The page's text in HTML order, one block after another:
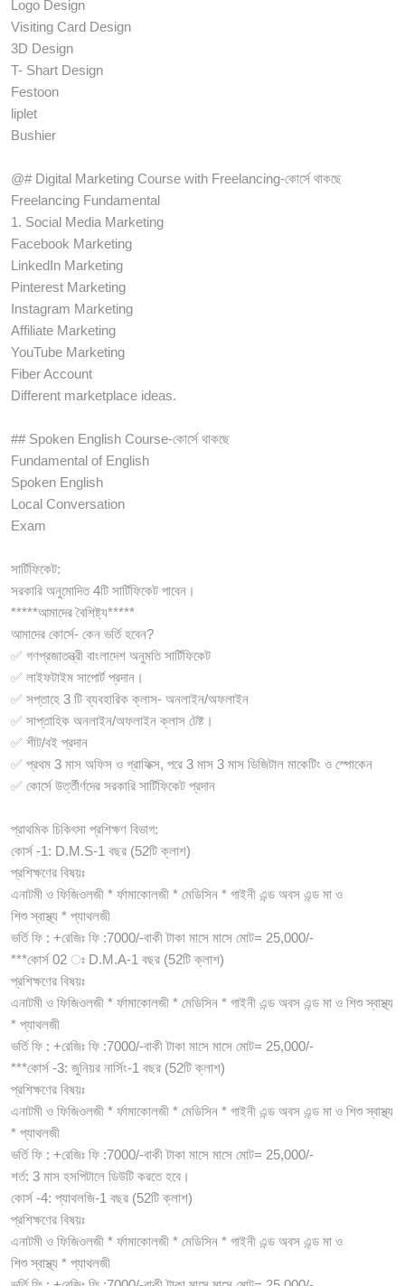
Logo Design
Visiting Card Design
3D Design
T- Shart Design
Festoon
liplet
Bushier
@# Digital Marketing Course with Freelancing-কোর্সে থাকছে
Freelancing Fundamental
1. Social Media Marketing
Facebook Marketing
LinkedIn Marketing
Pinterest Marketing
Instagram Marketing
Affiliate Marketing
YouTube Marketing
Fiber Account
Different marketplace ideas.
## Spoken English Course-কোর্সে থাকছে
Fundamental of English
Spoken English
Local Conversation
Exam
সার্টিফিকেট:
সরকারি অনুমোদিত 4টি সার্টিফিকেট পাবেন।
*****আমাদের বৈশিষ্ট্য*****
আমাদের কোর্সে- কেন ভর্তি হবেন?
✅ গণপ্রজাতন্ত্রী বাংলাদেশ অনুমতি সার্টিফিকেট
✅ লাইফটাইম সাপোর্ট প্রদান।
✅ সপ্তাহে 3 টি ব্যবহারিক ক্লাস- অনলাইন/অফলাইন
✅ সাপ্তাহিক অনলাইন/অফলাইন ক্লাস টেষ্ট।
✅ শীট/বই প্রদান
✅ প্রথম 3 মাস অফিস ও গ্রাফিক্স, পরে 3 মাস 3 মাস ডিজিটাল মাকেটিং ও স্পোকেন
✅ কোর্সে উর্ত্তীর্ণদের সরকারি সার্টিফিকেট প্রদান
প্রাথমিক চিকিৎসা প্রশিক্ষণ বিভাগ:
কোর্স -1: D.M.S-1 বছর (52টি ক্লাশ)
প্রশিক্ষণের বিষয়ঃ
এনাটমী ও ফিজিওলজী * র্ফামাকোলজী * মেডিসিন * গাইনী এন্ড অবস এন্ড মা ও
শিশু স্বাস্থ্য * প্যাথলজী
ভর্তি ফি : +রেজিঃ ফি :7000/-বাকী টাকা মাসে মাসে মোট= 25,000/-
***কোর্স 02 ঃ D.M.A-1 বছর (52টি ক্লাশ)
প্রশিক্ষণের বিষয়ঃ
এনাটমী ও ফিজিওলজী * র্ফামাকোলজী * মেডিসিন * গাইনী এন্ড অবস এন্ড মা ও শিশু স্বাস্থ্য
* প্যাথলজী
ভর্তি ফি : +রেজিঃ ফি :7000/-বাকী টাকা মাসে মাসে মোট= 25,000/-
***কোর্স -3: জুনিয়র নার্সিং-1 বছর (52টি ক্লাশ)
প্রশিক্ষণের বিষয়ঃ
এনাটমী ও ফিজিওলজী * র্ফামাকোলজী * মেডিসিন * গাইনী এন্ড অবস এন্ড মা ও শিশু স্বাস্থ্য
* প্যাথলজী
ভর্তি ফি : +রেজিঃ ফি :7000/-বাকী টাকা মাসে মাসে মোট= 25,000/-
শর্ত: 3 মাস হসপিটালে ডিউটি করতে হবে।
কোর্স -4: প্যাথলজি-1 বছর (52টি ক্লাশ)
প্রশিক্ষণের বিষয়ঃ
এনাটমী ও ফিজিওলজী * র্ফামাকোলজী * মেডিসিন * গাইনী এন্ড অবস এন্ড মা ও
শিশু স্বাস্থ্য * প্যাথলজী